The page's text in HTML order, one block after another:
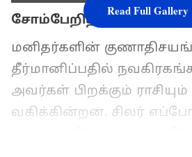
சோம்பேறித்தனமான 4
மனிதர்களின்
தீர்மானிப்பதில்
அவர்கள் பிறக்கும் ராசியும்
வகிக்கின்றன. சிலர்
Read Full Gallery